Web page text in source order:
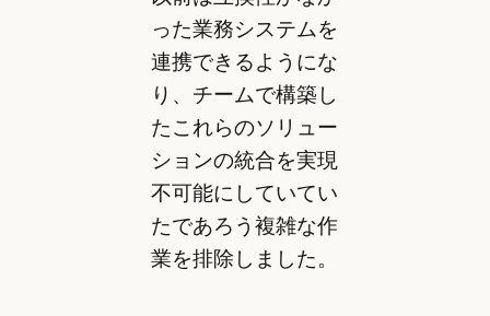
った業務システムを
連携できるようにな
り、チームで構築し
たこれらのソリュー
ションの統合を実現
不可能にしていてい
たであろう複雑な作
業を排除しました。